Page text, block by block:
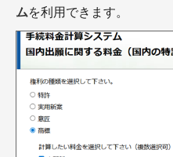
ムを利用できます。